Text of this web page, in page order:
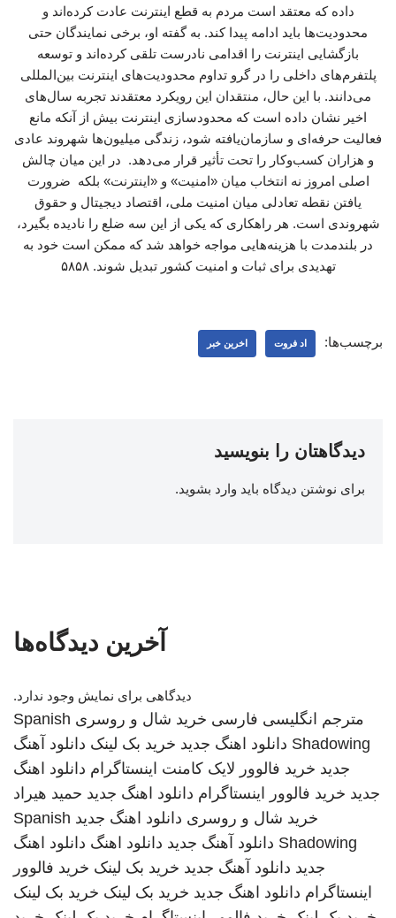
داده که معتقد است مردم به قطع اینترنت عادت کرده‌اند و
محدودیت‌ها باید ادامه پیدا کند. به گفته او، برخی نمایندگان حتی
بازگشایی اینترنت را اقدامی نادرست تلقی کرده‌اند و توسعه
پلتفرم‌های داخلی را در گرو تداوم محدودیت‌های اینترنت بین‌المللی
می‌دانند. با این حال، منتقدان این رویکرد معتقدند تجربه سال‌های
اخیر نشان داده است که محدودسازی اینترنت بیش از آنکه مانع
فعالیت حرفه‌ای و سازمان‌یافته شود، زندگی میلیون‌ها شهروند عادی
و هزاران کسب‌وکار را تحت تأثیر قرار می‌دهد. در این میان چالش
اصلی امروز نه انتخاب میان «امنیت» و «اینترنت» بلکه ضرورت
یافتن نقطه تعادلی میان امنیت ملی، اقتصاد دیجیتال و حقوق
شهروندی است. هر راهکاری که یکی از این سه ضلع را نادیده بگیرد،
در بلندمدت با هزینه‌هایی مواجه خواهد شد که ممکن است خود به
تهدیدی برای ثبات و امنیت کشور تبدیل شوند. ۵۸۵۸
برچسب‌ها: اد فروت اخرین خبر
دیدگاهتان را بنویسید
برای نوشتن دیدگاه باید وارد بشوید.
آخرین دیدگاه‌ها
دیدگاهی برای نمایش وجود ندارد.
مترجم انگلیسی فارسی خرید شال و روسری Spanish
Shadowing دانلود اهنگ جدید خرید بک لینک دانلود آهنگ
جدید خرید فالوور لایک کامنت اینستاگرام دانلود اهنگ
جدید خرید فالوور اینستاگرام دانلود اهنگ جدید حمید هیراد
خرید شال و روسری دانلود اهنگ جدید Spanish
Shadowing دانلود آهنگ جدید دانلود اهنگ دانلود اهنگ
جدید دانلود آهنگ جدید خرید بک لینک خرید فالوور
اینستاگرام دانلود اهنگ جدید خرید بک لینک خرید بک لینک